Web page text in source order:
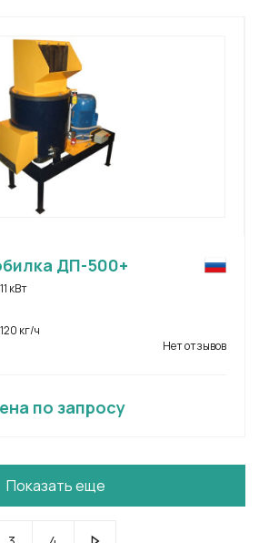
ДП-500+
11 кВт
120 кг/ч
Нет отзывов
по запросу
Показать еще